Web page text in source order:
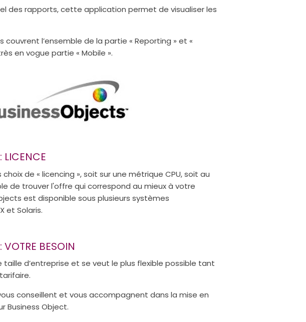
des rapports, cette application permet de visualiser les
couvrent l’ensemble de la partie « Reporting » et «
en vogue partie « Mobile ».
LICENCE
de « licencing », soit sur une métrique CPU, soit au
de trouver l'offre qui correspond au mieux à votre
est disponible sous plusieurs systèmes
et Solaris.
VOTRE BESOIN
d’entreprise et se veut le plus flexible possible tant
conseillent et vous accompagnent dans la mise en
Business Object.